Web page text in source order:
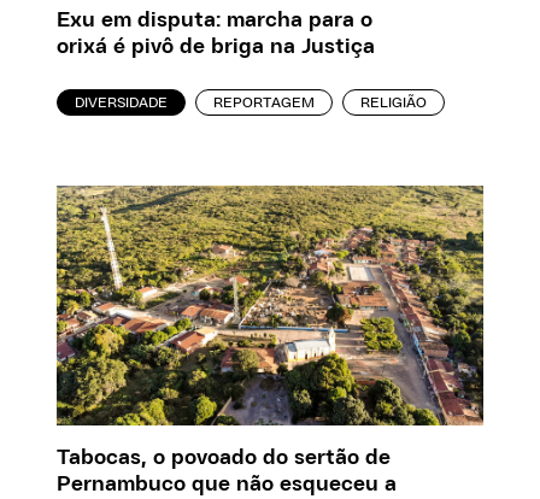
Exu em disputa: marcha para o
orixá é pivô de briga na Justiça
DIVERSIDADE REPORTAGEM RELIGIÃO
Tabocas, o povoado do sertão de
Pernambuco que não esqueceu a